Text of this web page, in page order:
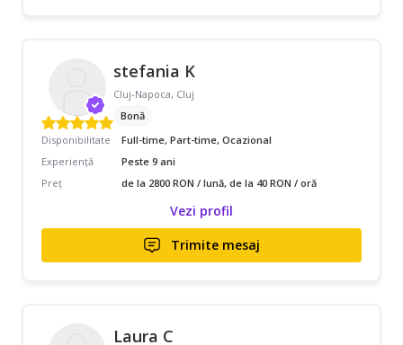
stefania K
Cluj-Napoca, Cluj
Bonă
Disponibilitate
Full-time, Part-time, Ocazional
Experiență
Peste 9 ani
Preț
de la 2800 RON / lună, de la 40 RON / oră
Vezi profil
Trimite mesaj
Laura C